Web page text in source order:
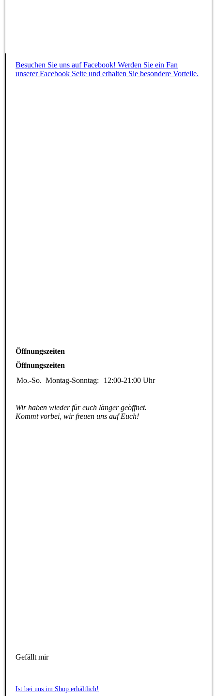
Besuchen Sie uns auf Facebook! Werden Sie ein Fan
unserer Facebook Seite und erhalten Sie besondere Vorteile.
Öffnungszeiten
Öffnungszeiten
Mo.-So.Montag-Sonntag: 12:00-21:00 Uhr
Wir haben wieder für euch länger geöffnet.
Kommt vorbei, wir freuen uns auf Euch!
Gefällt mir
Ist bei uns im Shop erhältlich!